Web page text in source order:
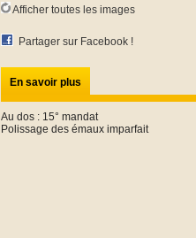
Afficher toutes les images
Partager sur Facebook !
En savoir plus
Au dos : 15° mandat
Polissage des émaux imparfait